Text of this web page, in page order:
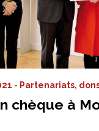
- Partenariats,
chèque à